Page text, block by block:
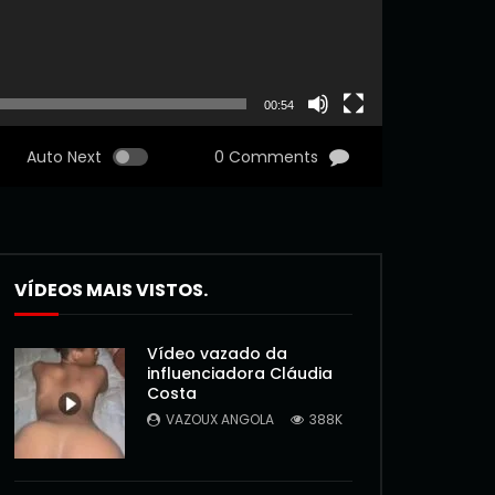
00:54
Auto Next 0 Comments
VÍDEOS MAIS VISTOS.
Vídeo vazado da
influenciadora Cláudia
Costa
VAZOUX ANGOLA 388K